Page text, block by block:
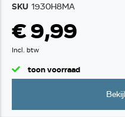
SKU 1930H8MA
€ 9,99
Incl. btw
toon voorraad